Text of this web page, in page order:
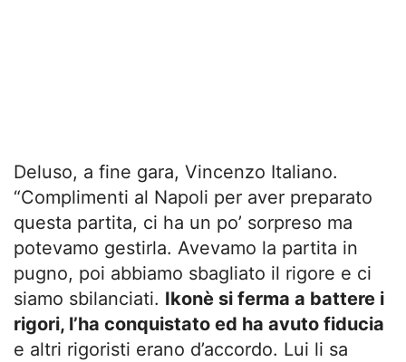
Deluso, a fine gara, Vincenzo Italiano.
“Complimenti al Napoli per aver preparato
questa partita, ci ha un po’ sorpreso ma
potevamo gestirla. Avevamo la partita in
pugno, poi abbiamo sbagliato il rigore e ci
siamo sbilanciati. Ikonè si ferma a battere i
rigori, l’ha conquistato ed ha avuto fiducia
e altri rigoristi erano d’accordo. Lui li sa